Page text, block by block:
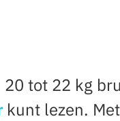
tot 22 kg
kunt lezen.